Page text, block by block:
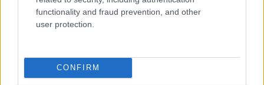
functionality and fraud prevention, and other
user protection.
CONFIRM